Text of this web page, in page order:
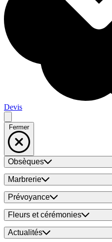
Devis
Fermer
Obsèques
Marbrerie
Prévoyance
Fleurs et cérémonies
Actualités